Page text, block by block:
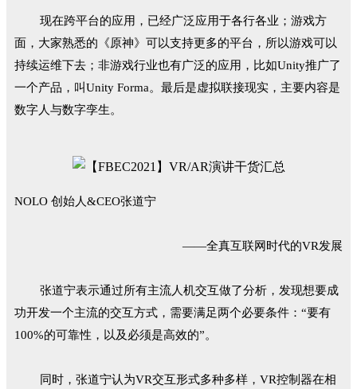
现在跨平台的应用，已经广泛应用于各行各业；游戏方
面，大家熟悉的《原神》可以支持更多的平台，所以游戏可以
持续运维下去；非游戏行业也有广泛的应用，比如Unity推广了
一个产品，叫Unity Forma。最后是虚拟联接现实，主要内容是
数字人与数字孪生。
NOLO 创始人&CEO张道宁
——全真互联网时代的VR发展
张道宁表示通过所有主流人机交互做了分析，发现想要成
功开发一个主流的交互方式，需要满足两个必要条件：“要有
100%的可靠性，以及必须是高效的”。
同时，张道宁认为VR交互形式多种多样，VR控制器在相